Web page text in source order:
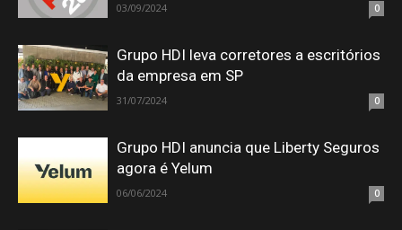
03/09/2024 0
Grupo HDI leva corretores a escritórios
da empresa em SP
31/07/2024 0
Grupo HDI anuncia que Liberty Seguros
agora é Yelum
06/06/2024 0